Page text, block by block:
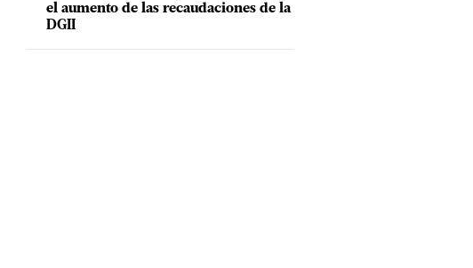
el aumento de las recaudaciones de la
DGII